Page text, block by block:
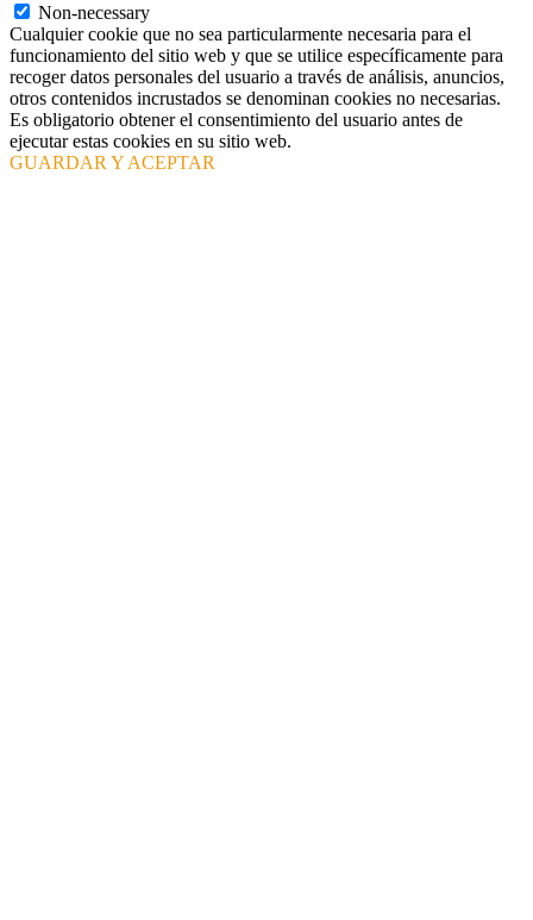
Non-necessary
Cualquier cookie que no sea particularmente necesaria para el
funcionamiento del sitio web y que se utilice específicamente para
recoger datos personales del usuario a través de análisis, anuncios,
otros contenidos incrustados se denominan cookies no necesarias.
Es obligatorio obtener el consentimiento del usuario antes de
ejecutar estas cookies en su sitio web.
GUARDAR Y ACEPTAR